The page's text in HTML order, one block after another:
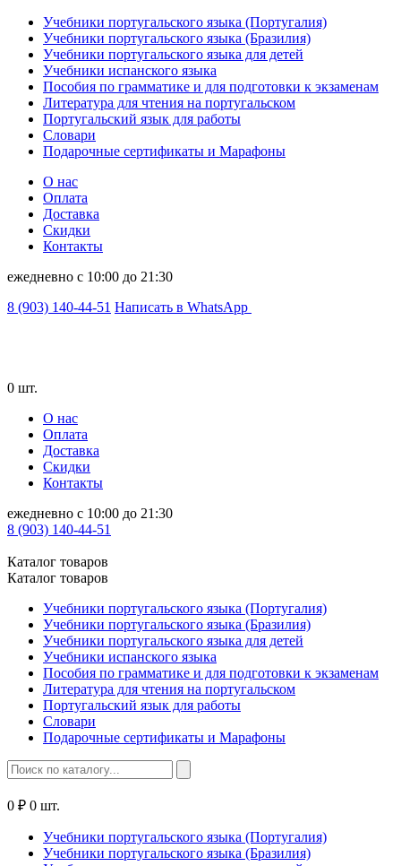
Учебники португальского языка (Португалия)
Учебники португальского языка (Бразилия)
Учебники португальского языка для детей
Учебники испанского языка
Пособия по грамматике и для подготовки к экзаменам
Литература для чтения на португальском
Португальский язык для работы
Словари
Подарочные сертификаты и Марафоны
О нас
Оплата
Доставка
Скидки
Контакты
ежедневно с 10:00 до 21:30
8 (903) 140-44-51 Написать в WhatsApp
0 шт.
О нас
Оплата
Доставка
Скидки
Контакты
ежедневно с 10:00 до 21:30
8 (903) 140-44-51
Каталог товаров
Каталог товаров
Учебники португальского языка (Португалия)
Учебники португальского языка (Бразилия)
Учебники португальского языка для детей
Учебники испанского языка
Пособия по грамматике и для подготовки к экзаменам
Литература для чтения на португальском
Португальский язык для работы
Словари
Подарочные сертификаты и Марафоны
0 ₽ 0 шт.
Учебники португальского языка (Португалия)
Учебники португальского языка (Бразилия)